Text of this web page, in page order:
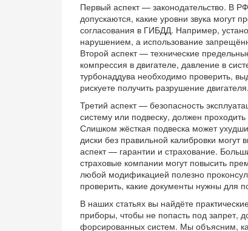
Первый аспект — законодательство. В
допускаются, какие уровни звука
согласования в ГИБДД. Например,
нарушением, а использование
Второй аспект — технические
компрессия в двигателе, давление в
турбонаддува необходимо проверить,
рискуете получить разрушение двигателя.
Третий аспект — безопасность
систему или подвеску, должен
Слишком жёсткая подвеска может
диски без правильной калибровки могут
аспект — гарантии и страхование.
страховые компании могут повысить
любой модификацией полезно
проверить, какие документы нужны для
В наших статьях вы найдёте
приборы, чтобы не попасть под запрет,
форсированных систем. Мы объясним,